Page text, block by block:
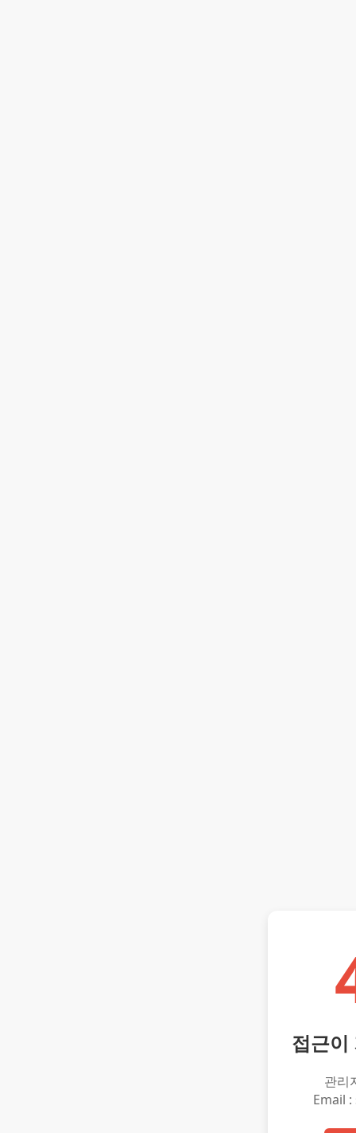
접근이
관리
Email